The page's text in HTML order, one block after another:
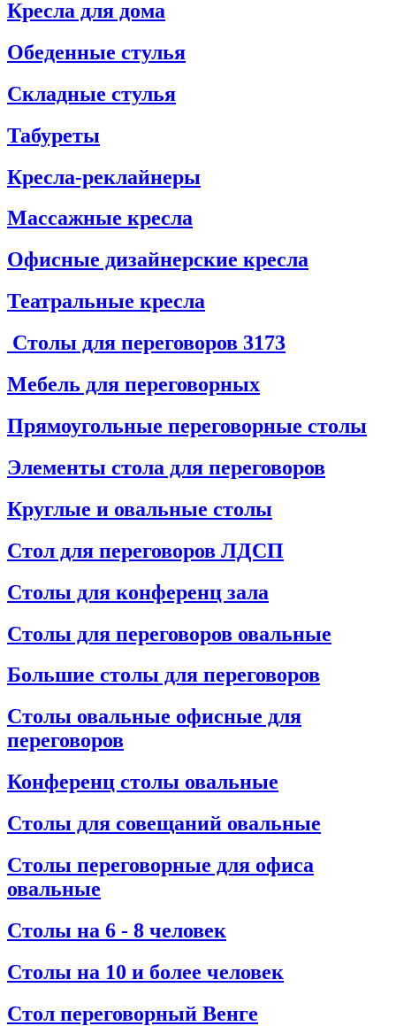
Кресла для дома
Обеденные стулья
Складные стулья
Табуреты
Кресла-реклайнеры
Массажные кресла
Офисные дизайнерские кресла
Театральные кресла
Столы для переговоров 3173
Мебель для переговорных
Прямоугольные переговорные столы
Элементы стола для переговоров
Круглые и овальные столы
Стол для переговоров ЛДСП
Столы для конференц зала
Столы для переговоров овальные
Большие столы для переговоров
Столы овальные офисные для
переговоров
Конференц столы овальные
Столы для совещаний овальные
Столы переговорные для офиса
овальные
Столы на 6 - 8 человек
Столы на 10 и более человек
Стол переговорный Венге